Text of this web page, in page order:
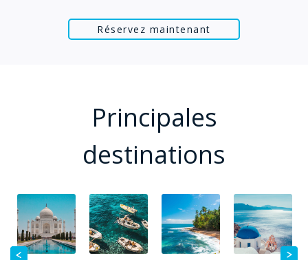
Réservez maintenant
Principales
destinations